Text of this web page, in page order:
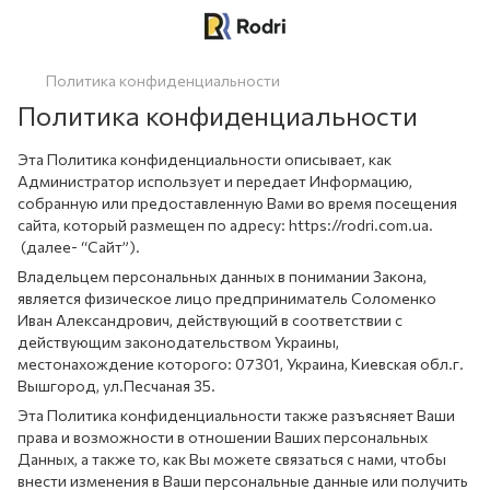
Политика конфиденциальности
Политика конфиденциальности
Эта Политика конфиденциальности описывает, как
Администратор использует и передает Информацию,
собранную или предоставленную Вами во время посещения
сайта, который размещен по адресу: https://rodri.com.ua.
(далее- “Сайт”).
Владельцем персональных данных в понимании Закона,
является физическое лицо предприниматель Соломенко
Иван Александрович, действующий в соответствии с
действующим законодательством Украины,
местонахождение которого: 07301, Украина, Киевская обл.г.
Вышгород, ул.Песчаная 35.
Эта Политика конфиденциальности также разъясняет Ваши
права и возможности в отношении Ваших персональных
Данных, а также то, как Вы можете связаться с нами, чтобы
внести изменения в Ваши персональные данные или получить